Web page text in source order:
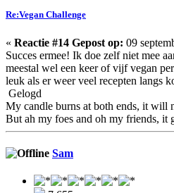
Re:Vegan Challenge
« Reactie #14 Gepost op: 09
Succes ermee! Ik doe zelf niet mee
meestal wel een keer of vijf vegan
leuk als er weer veel recepten langs
Gelogd
My candle burns at both ends, it will
But ah my foes and oh my friends, it
Sam